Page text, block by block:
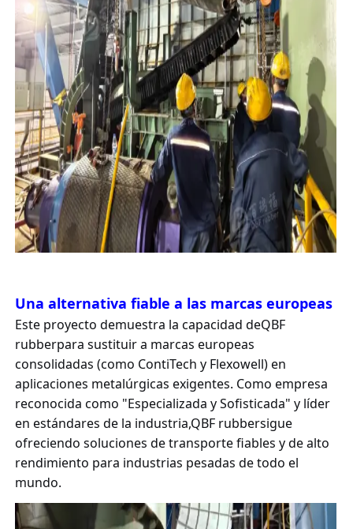
Una alternativa fiable a las marcas europeas
Este proyecto demuestra la capacidad deQBF
rubberpara sustituir a marcas europeas
consolidadas (como ContiTech y Flexowell) en
aplicaciones metalúrgicas exigentes. Como empresa
reconocida como "Especializada y Sofisticada" y líder
en estándares de la industria,QBF rubbersigue
ofreciendo soluciones de transporte fiables y de alto
rendimiento para industrias pesadas de todo el
mundo.